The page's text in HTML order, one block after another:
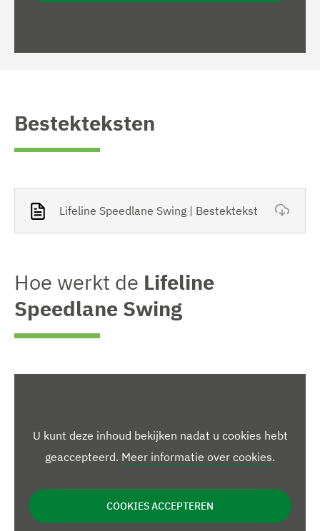
Bestekteksten
Lifeline Speedlane Swing | Bestektekst
Hoe werkt de Lifeline
Speedlane Swing
U kunt deze inhoud bekijken nadat u cookies hebt
geaccepteerd. Meer informatie over cookies.
COOKIES ACCEPTEREN